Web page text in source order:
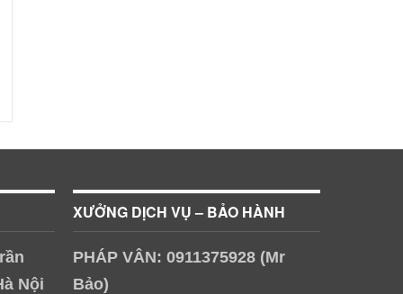
Nội
XƯỞNG DỊCH VỤ – BẢO HÀNH
PHÁP VÂN: 0911375928 (Mr
Bảo)